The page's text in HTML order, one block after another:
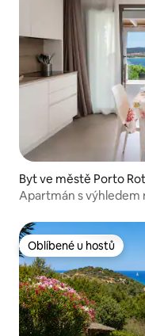
Byt ve městě Porto
Apartmán s výhledem
Oblíbené u hostů
Oblíbené u hostů